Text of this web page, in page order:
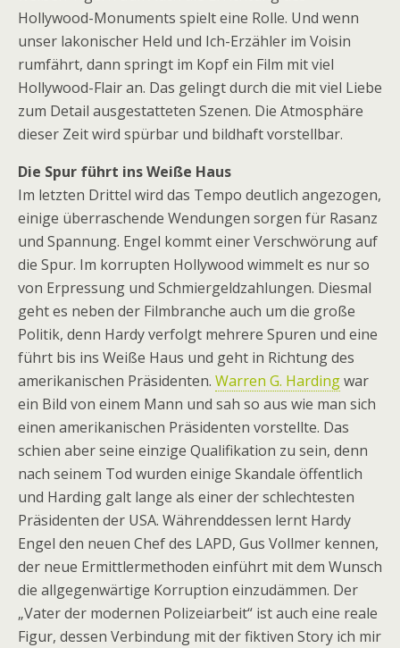
Hollywood-Monuments spielt eine Rolle. Und wenn
unser lakonischer Held und Ich-Erzähler im Voisin
rumfährt, dann springt im Kopf ein Film mit viel
Hollywood-Flair an. Das gelingt durch die mit viel Liebe
zum Detail ausgestatteten Szenen. Die Atmosphäre
dieser Zeit wird spürbar und bildhaft vorstellbar.
Die Spur führt ins Weiße Haus
Im letzten Drittel wird das Tempo deutlich angezogen,
einige überraschende Wendungen sorgen für Rasanz
und Spannung. Engel kommt einer Verschwörung auf
die Spur. Im korrupten Hollywood wimmelt es nur so
von Erpressung und Schmiergeldzahlungen. Diesmal
geht es neben der Filmbranche auch um die große
Politik, denn Hardy verfolgt mehrere Spuren und eine
führt bis ins Weiße Haus und geht in Richtung des
amerikanischen Präsidenten. Warren G. Hardingwar
ein Bild von einem Mann und sah so aus wie man sich
einen amerikanischen Präsidenten vorstellte. Das
schien aber seine einzige Qualifikation zu sein, denn
nach seinem Tod wurden einige Skandale öffentlich
und Harding galt lange als einer der schlechtesten
Präsidenten der USA. Währenddessen lernt Hardy
Engel den neuen Chef des LAPD, Gus Vollmer kennen,
der neue Ermittlermethoden einführt mit dem Wunsch
die allgegenwärtige Korruption einzudämmen. Der
„Vater der modernen Polizeiarbeit“ ist auch eine reale
Figur, dessen Verbindung mit der fiktiven Story ich mir